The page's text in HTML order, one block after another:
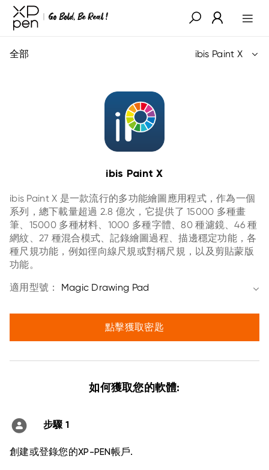
全部 ibis Paint X
ibis Paint X
ibis Paint X 是一款流行的多功能繪圖應用程式，作為一個
系列，總下載量超過 2.8 億次，它提供了 15000 多種畫
筆、15000 多種材料、1000 多種字體、80 種濾鏡、46 種
網紋、27 種混合模式、記錄繪圖過程、描邊穩定功能，各
種尺規功能，例如徑向線尺規或對稱尺規，以及剪貼蒙版
功能。
適用型號： Magic Drawing Pad
點擊獲取密匙
如何獲取您的軟體:
步驟 1
創建或登錄您的XP-PEN帳戶.